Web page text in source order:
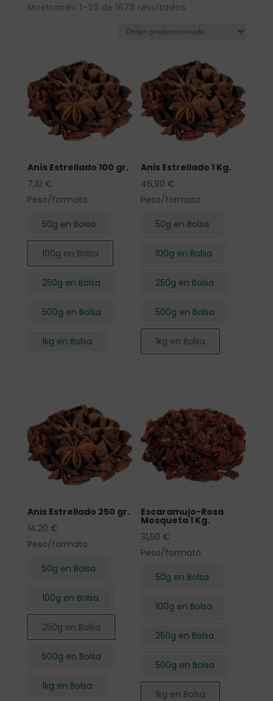
Mostrando 1–20 de 1673 resultados
Anís Estrellado 100 gr.
7,10 €
Peso/formato
50g en Bolsa
100g en Bolsa
250g en Bolsa
500g en Bolsa
1kg en Bolsa
Anis Estrellado 1 Kg.
46,90 €
Peso/formato
50g en Bolsa
100g en Bolsa
250g en Bolsa
500g en Bolsa
1kg en Bolsa
Anis Estrellado 250 gr.
14,20 €
Peso/formato
50g en Bolsa
100g en Bolsa
250g en Bolsa
500g en Bolsa
1kg en Bolsa
Escaramujo-Rosa
Mosqueta 1 Kg.
31,50 €
Peso/formato
50g en Bolsa
100g en Bolsa
250g en Bolsa
500g en Bolsa
1kg en Bolsa